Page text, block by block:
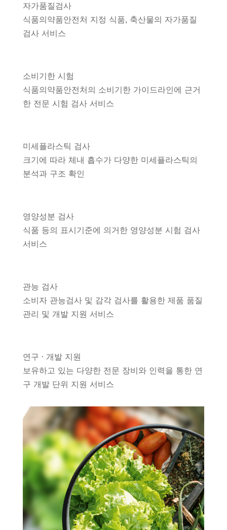
자가품질검사
식품의약품안전처 지정 식품, 축산물의 자가품질
검사 서비스
소비기한 시험
식품의약품안전처의 소비기한 가이드라인에 근거
한 전문 시험 검사 서비스
미세플라스틱 검사
크기에 따라 체내 흡수가 다양한 미세플라스틱의
분석과 구조 확인
영양성분 검사
식품 등의 표시기준에 의거한 영양성분 시험 검사
서비스
관능 검사
소비자 관능검사 및 감각 검사를 활용한 제품 품질
관리 및 개발 지원 서비스
연구 · 개발 지원
보유하고 있는 다양한 전문 장비와 인력을 통한 연
구 개발 단위 지원 서비스